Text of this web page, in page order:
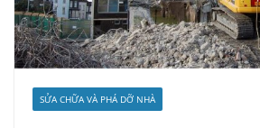
SỬA CHỮA VÀ PHÁ DỠ NHÀ